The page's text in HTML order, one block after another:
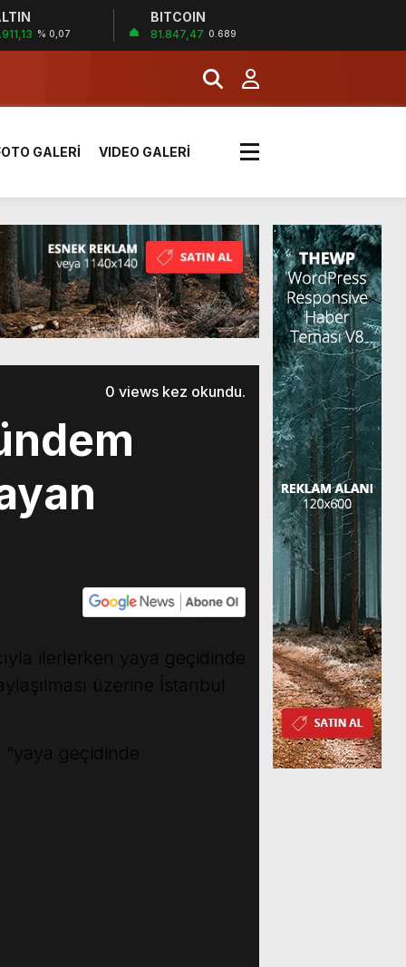
% 0,07
BITCOIN
81.847,47 0.689
etkili olacak
SGK
GALERİ VIDEO GALERİ
0 views kez okundu.
ilerlerken yaya geçidinde
üzerine İstanbul
“yaya geçidinde